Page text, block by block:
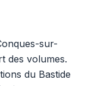
sur-
des volumes.
du Bastide